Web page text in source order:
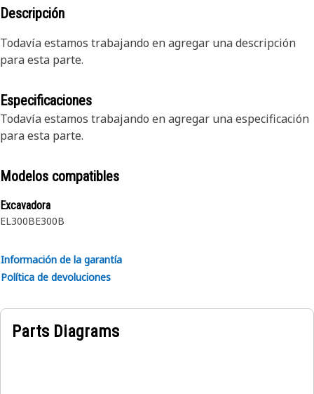
Descripción
Todavía estamos trabajando en agregar una descripción
para esta parte.
Especificaciones
Todavía estamos trabajando en agregar una especificación
para esta parte.
Modelos compatibles
Excavadora
EL300BE300B
Información de la garantía
Política de devoluciones
Parts Diagrams